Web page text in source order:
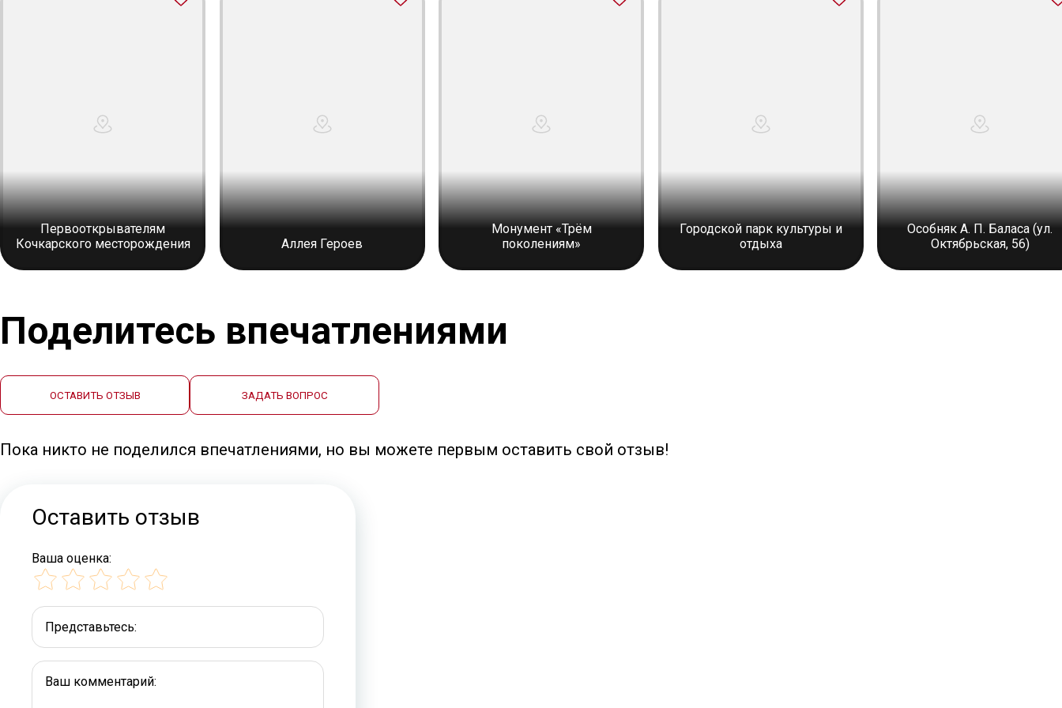
Первооткрывателям
Кочкарского месторождения
Аллея Героев
Монумент «Трём
поколениям»
Городской парк культуры и
отдыха
Особняк А. П. Баласа (ул.
Октябрьская, 56)
Поделитесь впечатлениями
ОСТАВИТЬ ОТЗЫВ ЗАДАТЬ ВОПРОС
Пока никто не поделился впечатлениями, но вы можете первым оставить свой отзыв!
Оставить отзыв
Ваша оценка:
Представьтесь:
Ваш комментарий: